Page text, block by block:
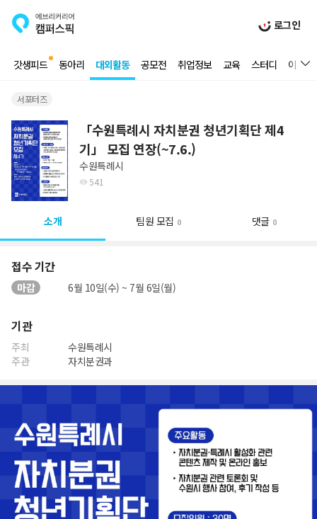
로그인
갓생피드 동아리 대외활동 공모전 취업정보 교육 스터디 이벤트
서포터즈
「수원특례시 자치분권 청년기획단 제4
기」 모집 연장(~7.6.)
수원특례시
541
소개 팀원 모집 0 댓글 0
접수 기간
마감 6월 10일(수) ~ 7월 6일(월)
기관
주최
수원특례시
주관
자치분권과